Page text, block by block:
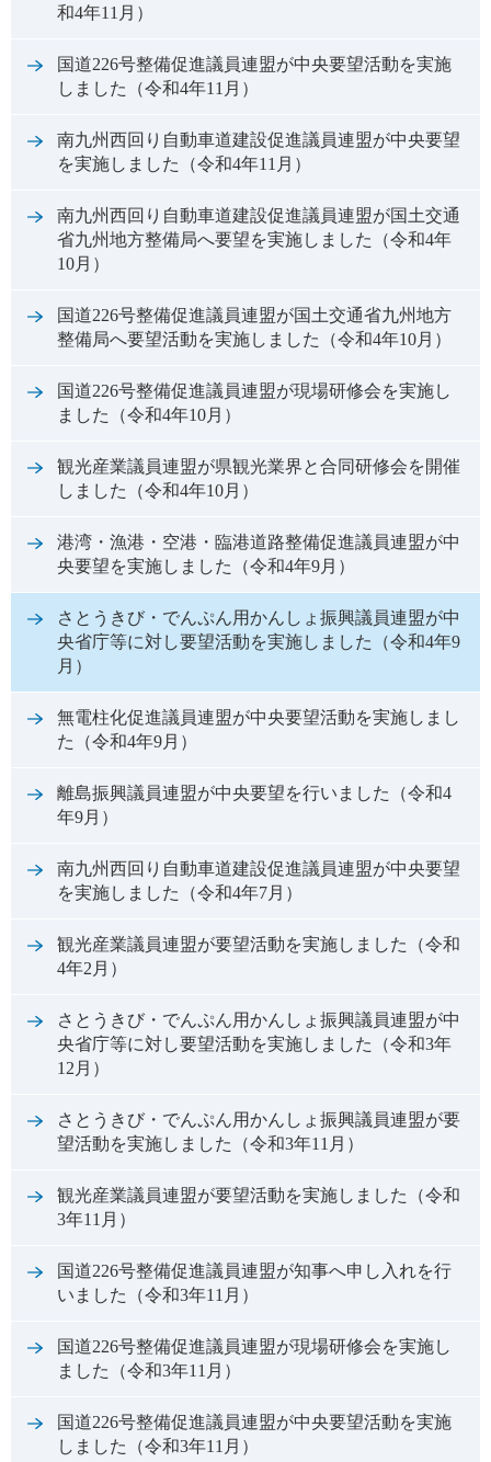
和4年11月）
国道226号整備促進議員連盟が中央要望活動を実施
しました（令和4年11月）
南九州西回り自動車道建設促進議員連盟が中央要望
を実施しました（令和4年11月）
南九州西回り自動車道建設促進議員連盟が国土交通
省九州地方整備局へ要望を実施しました（令和4年
10月）
国道226号整備促進議員連盟が国土交通省九州地方
整備局へ要望活動を実施しました（令和4年10月）
国道226号整備促進議員連盟が現場研修会を実施し
ました（令和4年10月）
観光産業議員連盟が県観光業界と合同研修会を開催
しました（令和4年10月）
港湾・漁港・空港・臨港道路整備促進議員連盟が中
央要望を実施しました（令和4年9月）
さとうきび・でんぷん用かんしょ振興議員連盟が中
央省庁等に対し要望活動を実施しました（令和4年9
月）
無電柱化促進議員連盟が中央要望活動を実施しまし
た（令和4年9月）
離島振興議員連盟が中央要望を行いました（令和4
年9月）
南九州西回り自動車道建設促進議員連盟が中央要望
を実施しました（令和4年7月）
観光産業議員連盟が要望活動を実施しました（令和
4年2月）
さとうきび・でんぷん用かんしょ振興議員連盟が中
央省庁等に対し要望活動を実施しました（令和3年
12月）
さとうきび・でんぷん用かんしょ振興議員連盟が要
望活動を実施しました（令和3年11月）
観光産業議員連盟が要望活動を実施しました（令和
3年11月）
国道226号整備促進議員連盟が知事へ申し入れを行
いました（令和3年11月）
国道226号整備促進議員連盟が現場研修会を実施し
ました（令和3年11月）
国道226号整備促進議員連盟が中央要望活動を実施
しました（令和3年11月）